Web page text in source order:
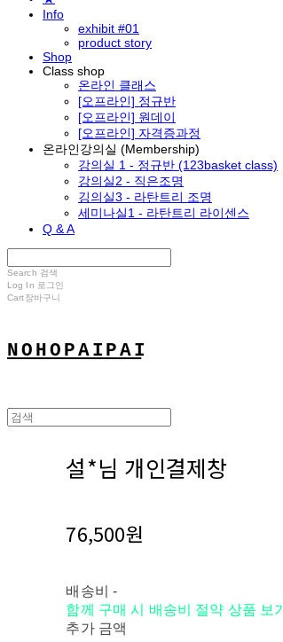
Info
exhibit #01
product story
Shop
Class shop
온라인 클래스
[오프라인] 정규반
[오프라인] 원데이
[오프라인] 자격증과정
온라인강의실 (Membership)
강의실 1 - 정규반 (123basket class)
강의실2 - 직은조명
깅의실3 - 라탄트리 조명
세미나실1 - 라탄트리 라이센스
Q & A
Search 검색
Log In 로그인
Cart장바구니
N O H O P A I P A I
설*님 개인결제창
76,500원
배송비-
함께 구매 시 배송비 절약 상품 보기
추가 금액